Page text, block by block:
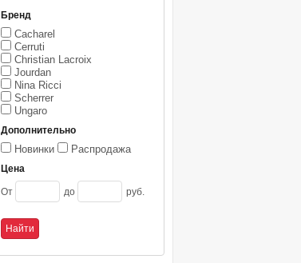
Бренд
Cacharel
Cerruti
Christian Lacroix
Jourdan
Nina Ricci
Scherrer
Ungaro
Дополнительно
Новинки Распродажа
Цена
От до руб.